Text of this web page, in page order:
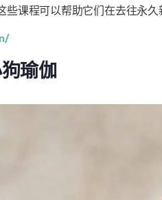
些课程可以帮助它们在去往永久
瑜伽